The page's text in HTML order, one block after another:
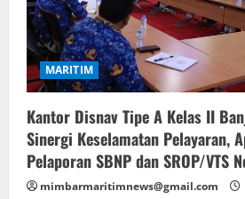
MARITIM
Kantor Disnav Tipe A Kelas II
Sinergi Keselamatan Pelayaran,
Pelaporan SBNP dan SROP/VTS
mimbarmaritimnews@gmail.com